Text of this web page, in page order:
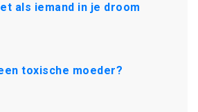
als iemand in je droom
toxische moeder?